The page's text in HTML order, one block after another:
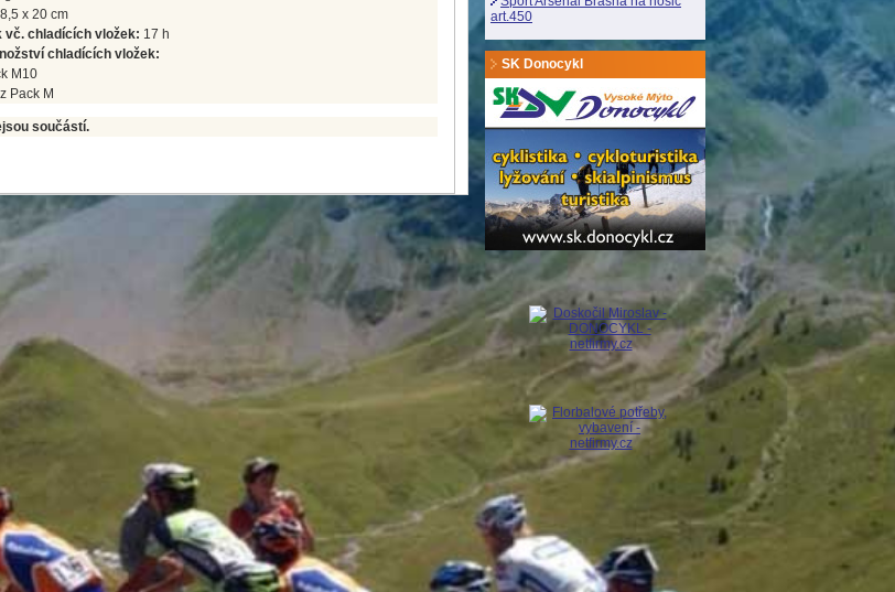
x 20 cm
vč. chladících vložek: 17 h
chladících vložek:
M10
Pack M
součástí.
art.450
SK Donocykl